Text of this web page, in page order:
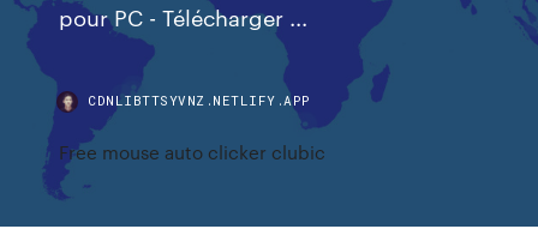
pour PC - Télécharger ...
CDNLIBTTSYVNZ.NETLIFY.APP
Free mouse auto clicker clubic